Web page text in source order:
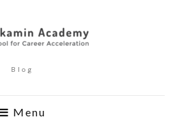
Blog
Menu